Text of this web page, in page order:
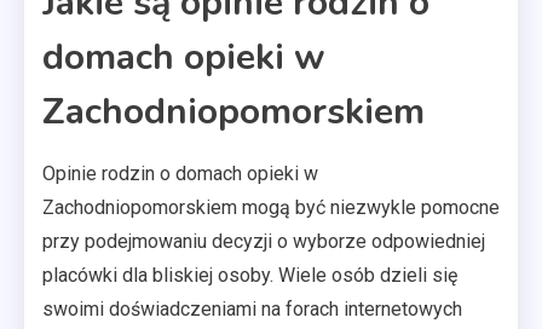
domach opieki w
Zachodniopomorskiem
Opinie rodzin o domach opieki w
Zachodniopomorskiem mogą być niezwykle pomocne
przy podejmowaniu decyzji o wyborze odpowiedniej
placówki dla bliskiej osoby. Wiele osób dzieli się
swoimi doświadczeniami na forach internetowych